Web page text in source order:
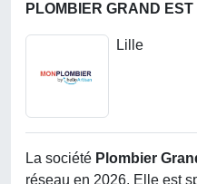
PLOMBIER GRAND EST
Lille
La société Plombier
réseau en 2026. Elle est